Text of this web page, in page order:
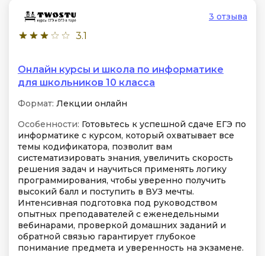
3.1
3 отзыва
Онлайн курсы и школа по информатике
для школьников 10 класса
Формат: Лекции онлайн
Особенности: Готовьтесь к успешной сдаче ЕГЭ по
информатике с курсом, который охватывает все
темы кодификатора, позволит вам
систематизировать знания, увеличить скорость
решения задач и научиться применять логику
программирования, чтобы уверенно получить
высокий балл и поступить в ВУЗ мечты.
Интенсивная подготовка под руководством
опытных преподавателей с еженедельными
вебинарами, проверкой домашних заданий и
обратной связью гарантирует глубокое
понимание предмета и уверенность на экзамене.